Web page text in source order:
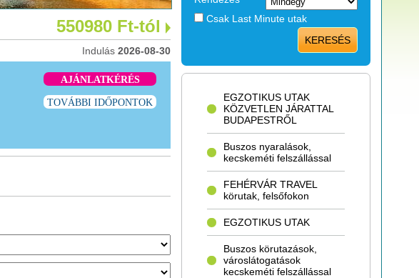
550980 Ft-tól
Indulás 2026-08-30
AJÁNLATKÉRÉS
TOVÁBBI IDŐPONTOK
Csak Last Minute utak
KERESÉS
EGZOTIKUS UTAK
KÖZVETLEN JÁRATTAL
BUDAPESTRŐL
Buszos nyaralások,
kecskeméti felszállással
FEHÉRVÁR TRAVEL
körutak, felsőfokon
EGZOTIKUS UTAK
Buszos körutazások,
városlátogatások
kecskeméti felszállással